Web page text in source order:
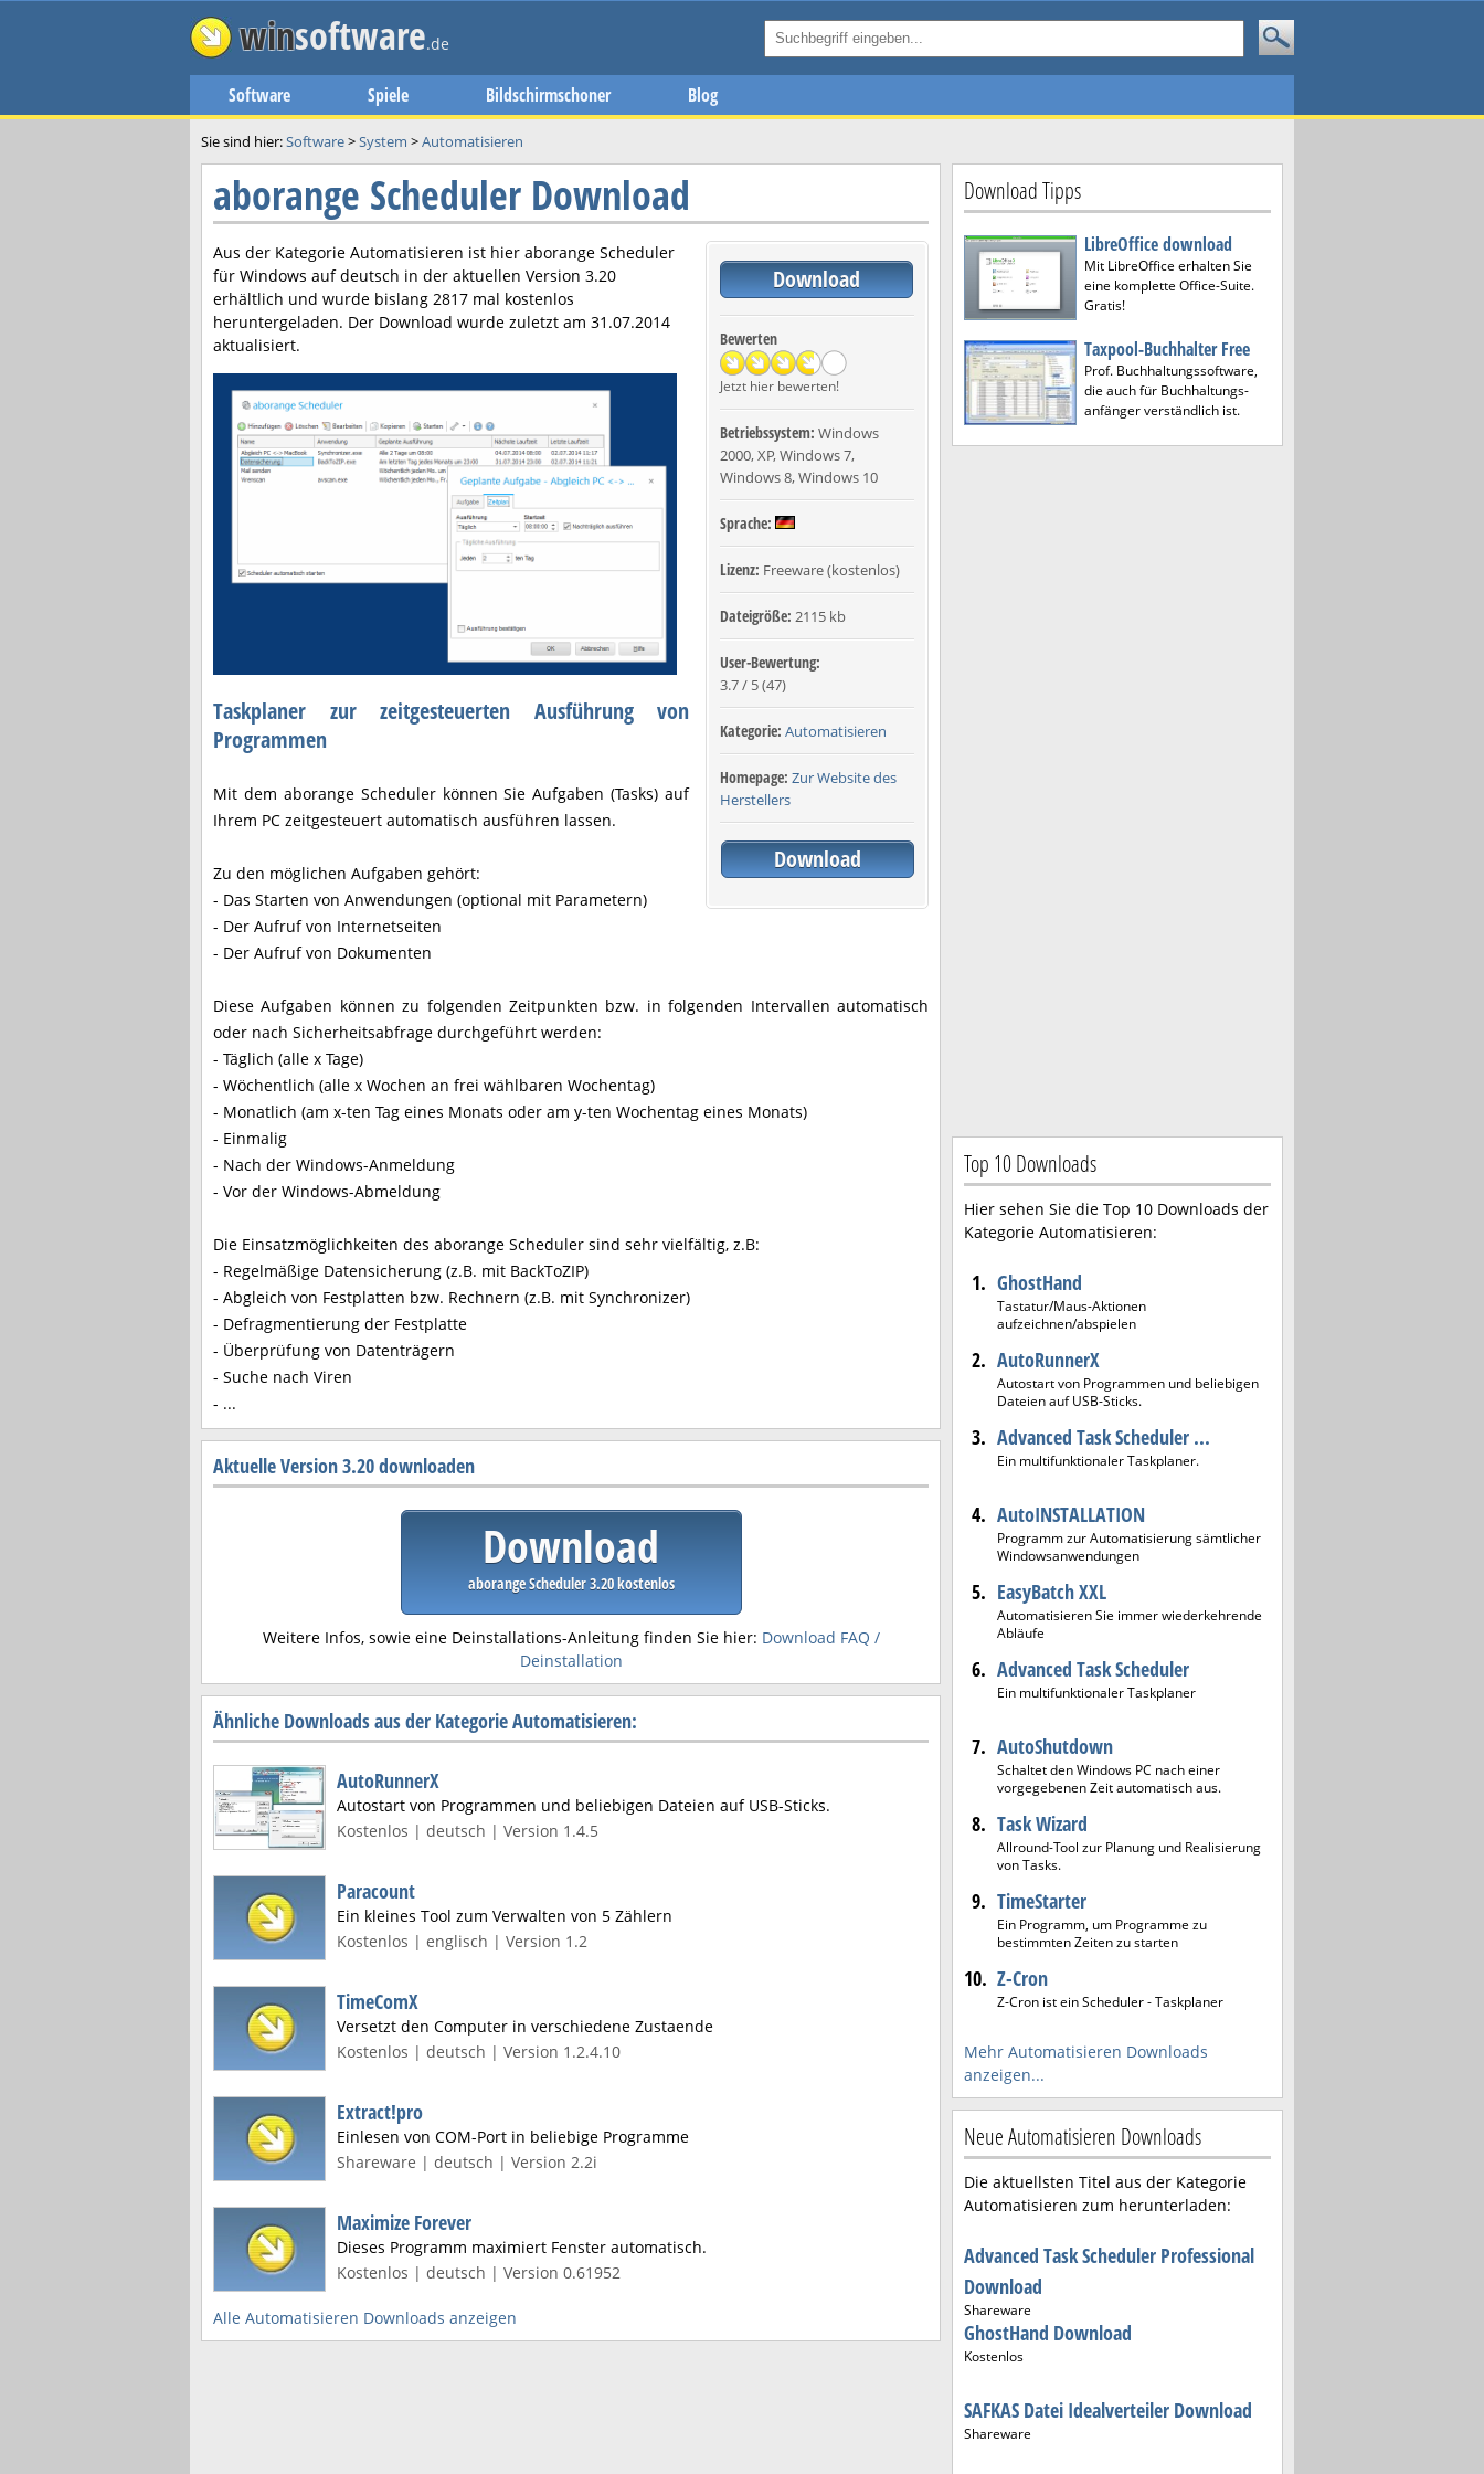
winsoftware.de
Software Spiele Bildschirmschoner Blog
Sie sind hier:Software>System >Automatisieren
aborange Scheduler Download
Aus der Kategorie Automatisieren ist hier aborange Scheduler
für Windows auf deutsch in der aktuellen Version 3.20
erhältlich und wurde bislang 2817 mal kostenlos
heruntergeladen. Der Download wurde zuletzt am 31.07.2014
aktualisiert.
Download
Bewerten
Jetzt hier bewerten!
Betriebssystem: Windows
2000, XP, Windows 7,
Windows 8, Windows 10
Sprache:
Lizenz: Freeware (kostenlos)
Dateigröße: 2115 kb
User-Bewertung:
3.7/ 5(47)
Kategorie: Automatisieren
Homepage: Zur Website des
Herstellers
Download
Taskplaner zur zeitgesteuerten Ausführung von
Programmen
Mit dem aborange Scheduler können Sie Aufgaben (Tasks) auf
Ihrem PC zeitgesteuert automatisch ausführen lassen.
Zu den möglichen Aufgaben gehört:
- Das Starten von Anwendungen (optional mit Parametern)
- Der Aufruf von Internetseiten
- Der Aufruf von Dokumenten
Diese Aufgaben können zu folgenden Zeitpunkten bzw. in folgenden Intervallen automatisch
oder nach Sicherheitsabfrage durchgeführt werden:
- Täglich (alle x Tage)
- Wöchentlich (alle x Wochen an frei wählbaren Wochentag)
- Monatlich (am x-ten Tag eines Monats oder am y-ten Wochentag eines Monats)
- Einmalig
- Nach der Windows-Anmeldung
- Vor der Windows-Abmeldung
Die Einsatzmöglichkeiten des aborange Scheduler sind sehr vielfältig, z.B:
- Regelmäßige Datensicherung (z.B. mit BackToZIP)
- Abgleich von Festplatten bzw. Rechnern (z.B. mit Synchronizer)
- Defragmentierung der Festplatte
- Überprüfung von Datenträgern
- Suche nach Viren
- ...
Aktuelle Version 3.20 downloaden
Download
aborange Scheduler 3.20 kostenlos
Weitere Infos, sowie eine Deinstallations-Anleitung finden Sie hier: Download FAQ /
Deinstallation
Ähnliche Downloads aus der Kategorie Automatisieren:
AutoRunnerX
Autostart von Programmen und beliebigen Dateien auf USB-Sticks.
Kostenlos | deutsch | Version 1.4.5
Paracount
Ein kleines Tool zum Verwalten von 5 Zählern
Kostenlos | englisch | Version 1.2
TimeComX
Versetzt den Computer in verschiedene Zustaende
Kostenlos | deutsch | Version 1.2.4.10
Extract!pro
Einlesen von COM-Port in beliebige Programme
Shareware | deutsch | Version 2.2i
Maximize Forever
Dieses Programm maximiert Fenster automatisch.
Kostenlos | deutsch | Version 0.61952
Alle Automatisieren Downloads anzeigen
Download Tipps
LibreOffice download
Mit LibreOffice erhalten Sie
eine komplette Office-Suite.
Gratis!
Taxpool-Buchhalter Free
Prof. Buchhaltungssoftware,
die auch für Buchhaltungs-
anfänger verständlich ist.
Top 10 Downloads
Hier sehen Sie die Top 10 Downloads der
Kategorie Automatisieren:
1. GhostHand
Tastatur/Maus-Aktionen
aufzeichnen/abspielen
2. AutoRunnerX
Autostart von Programmen und beliebigen
Dateien auf USB-Sticks.
3. Advanced Task Scheduler ...
Ein multifunktionaler Taskplaner.
4. AutoINSTALLATION
Programm zur Automatisierung sämtlicher
Windowsanwendungen
5. EasyBatch XXL
Automatisieren Sie immer wiederkehrende
Abläufe
6. Advanced Task Scheduler
Ein multifunktionaler Taskplaner
7. AutoShutdown
Schaltet den Windows PC nach einer
vorgegebenen Zeit automatisch aus.
8. Task Wizard
Allround-Tool zur Planung und Realisierung
von Tasks.
9. TimeStarter
Ein Programm, um Programme zu
bestimmten Zeiten zu starten
10. Z-Cron
Z-Cron ist ein Scheduler - Taskplaner
Mehr Automatisieren Downloads
anzeigen...
Neue Automatisieren Downloads
Die aktuellsten Titel aus der Kategorie
Automatisieren zum herunterladen:
Advanced Task Scheduler Professional
Download
Shareware
GhostHand Download
Kostenlos
SAFKAS Datei Idealverteiler Download
Shareware